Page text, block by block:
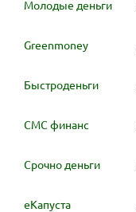
Молодые деньги
Greenmoney
Быстроденьги
СМС финанс
Срочно деньги
еКапуста